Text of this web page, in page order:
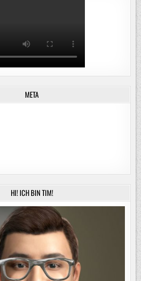
META
HI! ICH BIN TIM!